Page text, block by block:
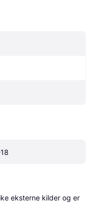
eksterne kilder og er